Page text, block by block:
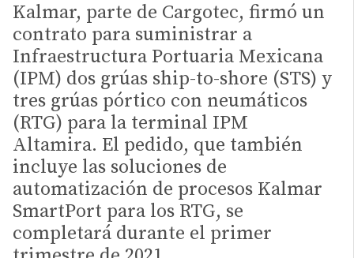
Kalmar, parte de Cargotec, firmó un
contrato para suministrar a
Infraestructura Portuaria Mexicana
(IPM) dos grúas ship-to-shore (STS) y
tres grúas pórtico con neumáticos
(RTG) para la terminal IPM
Altamira. El pedido, que también
incluye las soluciones de
automatización de procesos Kalmar
SmartPort para los RTG, se
completará durante el primer